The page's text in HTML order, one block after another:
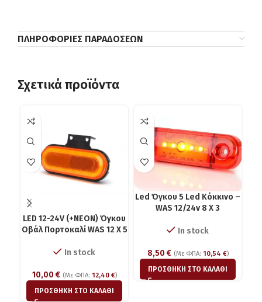
ΠΛΗΡΟΦΟΡΊΕΣ ΠΑΡΑΔΌΣΕΩΝ
Σχετικά προϊόντα
LED 12-24V (+NEON) Όγκου
Οβάλ Πορτοκαλί WAS 12 X 5
In stock
10,00 € (Με ΦΠΑ: 12,40 €)
ΠΡΟΣΘΉΚΗ ΣΤΟ ΚΑΛΆΘΙ
Led Όγκου 5 Led Κόκκινο –
WAS 12/24v 8 X 3
In stock
8,50 € (Με ΦΠΑ: 10,54 €)
ΠΡΟΣΘΉΚΗ ΣΤΟ ΚΑΛΆΘΙ